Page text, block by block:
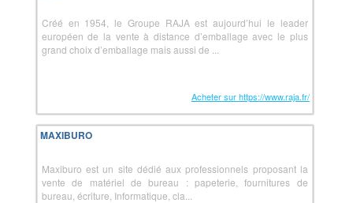
Créé en 1954, le Groupe RAJA est aujourd’hui le leader
européen de la vente à distance d’emballage avec le plus
grand choix d’emballage mais aussi de ...
Acheter sur https://www.raja.fr/
MAXIBURO
Maxiburo est un site dédié aux professionnels proposant la
vente de matériel de bureau : papeterie, fournitures de
bureau, écriture, Informatique, cla...